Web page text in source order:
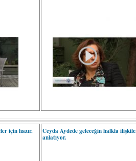
için hazır.
Ceyda Aydede geleceğin halkla
anlatıyor.